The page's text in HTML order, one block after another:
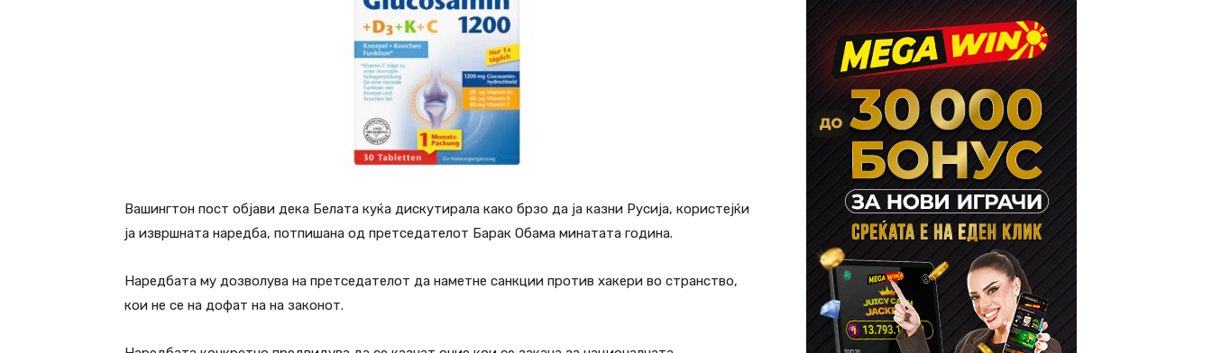
Вашингтон пост објави дека Белата куќа дискутирала како брзо да ја казни Русија, користејќи
ја извршната наредба, потпишана од претседателот Барак Обама минатата година.
Наредбата му дозволува на претседателот да наметне санкции против хакери во странство,
кои не се на дофат на на законот.